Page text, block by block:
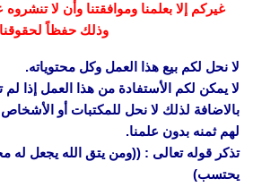
غيركم إلا بعلمنا وموافقتنا وأن لا
وذلك حفظاً
لا نحل لكم بيع هذا العمل وكل محتوياته.
لا يمكن لكم الأستفادة من هذا العمل إذا لم
بالاضافة لذلك لا نحل للمكتبات أو
لهم ثمنه بدون علمنا.
تذكر قوله تعالى : ((ومن يتق الله يجعل له
يحتسب)